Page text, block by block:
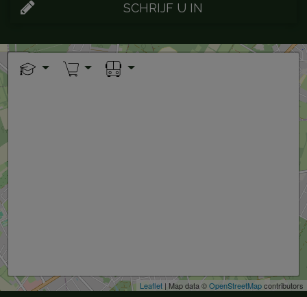
SCHRIJF U IN
+
Leaflet | Map data ©OpenStreetMapcontributors